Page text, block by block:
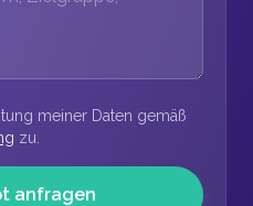
meiner Daten gemäß
(öffnet in neuem Tab)
zu.
anfragen